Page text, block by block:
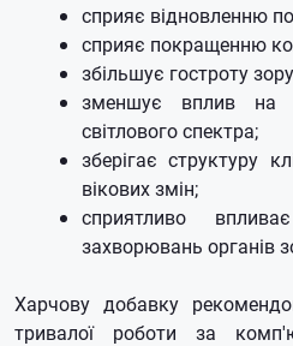
сприяє відновленню
сприяє покращенню
збільшує гостроту
зменшує вплив на
світлового спектра;
зберігає структуру
вікових змін;
сприятливо
захворювань органів
Харчову добавку
тривалої роботи за